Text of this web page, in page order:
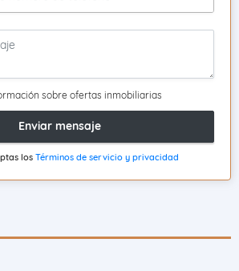
sobre ofertas inmobiliarias
Enviar mensaje
los Términos de servicio y privacidad